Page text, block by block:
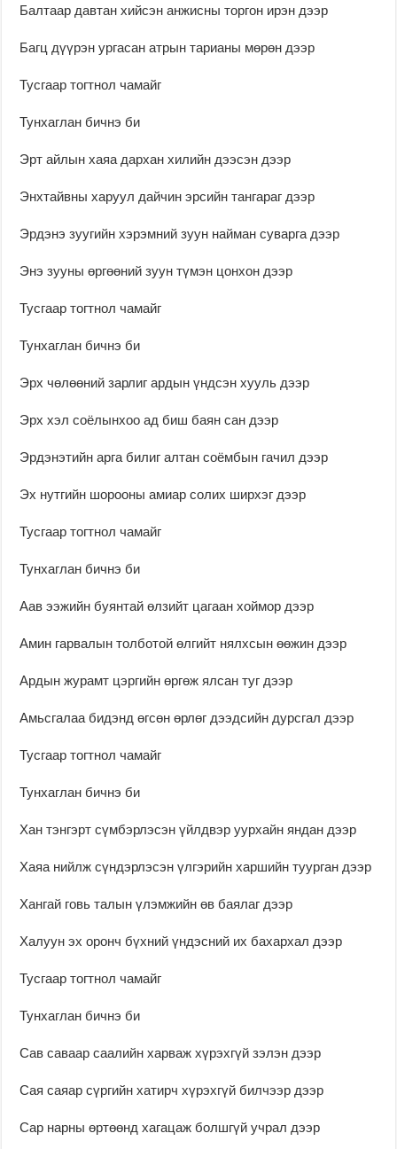
Балтаар давтан хийсэн анжисны торгон ирэн дээр
Багц дүүрэн ургасан атрын тарианы мөрөн дээр
Тусгаар тогтнол чамайг
Тунхаглан бичнэ би
Эрт айлын хаяа дархан хилийн дээсэн дээр
Энхтайвны харуул дайчин эрсийн тангараг дээр
Эрдэнэ зуугийн хэрэмний зуун найман суварга дээр
Энэ зууны өргөөний зуун түмэн цонхон дээр
Тусгаар тогтнол чамайг
Тунхаглан бичнэ би
Эрх чөлөөний зарлиг ардын үндсэн хууль дээр
Эрх хэл соёлынхоо ад биш баян сан дээр
Эрдэнэтийн арга билиг алтан соёмбын гачил дээр
Эх нутгийн шорооны амиар солих ширхэг дээр
Тусгаар тогтнол чамайг
Тунхаглан бичнэ би
Аав ээжийн буянтай өлзийт цагаан хоймор дээр
Амин гарвалын толботой өлгийт нялхсын өөжин дээр
Ардын журамт цэргийн өргөж ялсан туг дээр
Амьсгалаа бидэнд өгсөн өрлөг дээдсийн дурсгал дээр
Тусгаар тогтнол чамайг
Тунхаглан бичнэ би
Хан тэнгэрт сүмбэрлэсэн үйлдвэр уурхайн яндан дээр
Хаяа нийлж сүндэрлэсэн үлгэрийн харшийн туурган дээр
Хангай говь талын үлэмжийн өв баялаг дээр
Халуун эх оронч бүхний үндэсний их бахархал дээр
Тусгаар тогтнол чамайг
Тунхаглан бичнэ би
Сав саваар саалийн харваж хүрэхгүй зэлэн дээр
Сая саяар сүргийн хатирч хүрэхгүй билчээр дээр
Сар нарны өртөөнд хагацаж болшгүй учрал дээр